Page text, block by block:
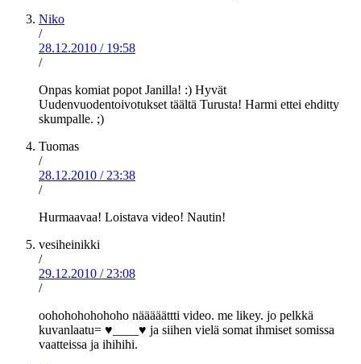
Niko
/
28.12.2010 / 19:58
/
Onpas komiat popot Janilla! :) Hyvät
Uudenvuodentoivotukset täältä Turusta! Harmi ettei ehditty
skumpalle. ;)
Tuomas
/
28.12.2010 / 23:38
/
Hurmaavaa! Loistava video! Nautin!
vesiheinikki
/
29.12.2010 / 23:08
/
oohohohohohoho nääääättti video. me likey. jo pelkkä
kuvanlaatu= ♥____♥ ja siihen vielä somat ihmiset somissa
vaatteissa ja ihihihi.